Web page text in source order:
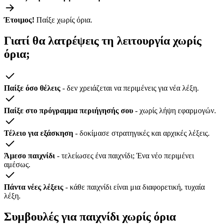
Έτοιμος! Παίξε χωρίς όρια.
Γιατί θα λατρέψεις τη λειτουργία χωρίς
όρια;
Παίξε όσο θέλεις - δεν χρειάζεται να περιμένεις για νέα λέξη.
Παίξε στο πρόγραμμα περιήγησής σου - χωρίς λήψη εφαρμογών.
Τέλειο για εξάσκηση - δοκίμασε στρατηγικές και αρχικές λέξεις.
Άμεσο παιχνίδι - τελείωσες ένα παιχνίδι; Ένα νέο περιμένει
αμέσως.
Πάντα νέες λέξεις - κάθε παιχνίδι είναι μια διαφορετική, τυχαία
λέξη.
Συμβουλές για παιχνίδι χωρίς όρια